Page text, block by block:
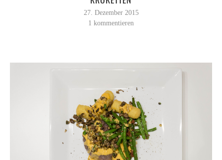
27. Dezember 2015
1 kommentieren